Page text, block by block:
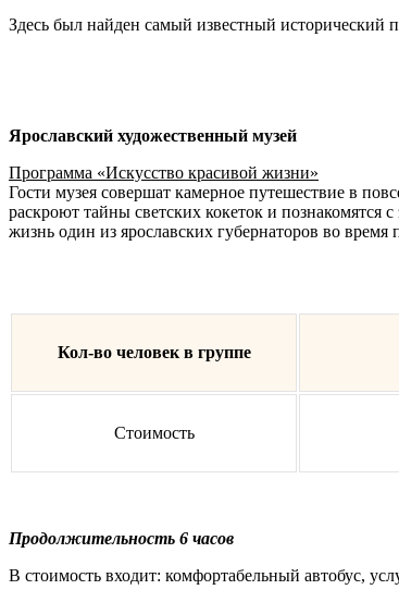
Здесь был найден самый известный исторический
Ярославский художественный музей
Программа «Искусство красивой жизни»
Гости музея совершат камерное путешествие в
раскроют тайны светских кокеток и
жизнь один из ярославских губернаторов во
Кол-во человек в группе
Стоимость
Продолжительность 6 часов
В стоимость входит: комфортабельный автобус,